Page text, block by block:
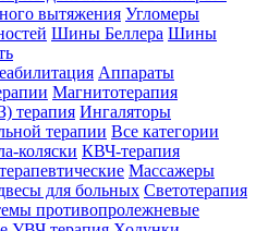
вытяжения Угломеры
Шины Беллера Шины
Аппараты
Магнитотерапия
терапия Ингаляторы
терапии Все категории
коляски КВЧ-терапия
Массажеры
для больных Светотерапия
противопролежневые